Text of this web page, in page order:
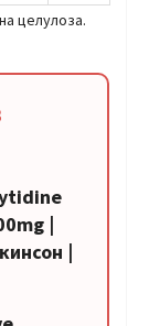
целулоза.
|
|